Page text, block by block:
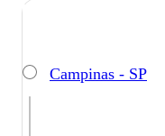
Campinas - SP